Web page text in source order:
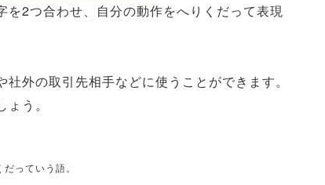
2つ合わせ、自分の動作をへりくだって表現
外の取引先相手などに使うことができます。
う。
っていう語。